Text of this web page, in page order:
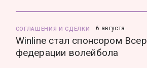
СОГЛАШЕНИЯ И СДЕЛКИ 6 августа
Winline стал спонсором
федерации волейбола